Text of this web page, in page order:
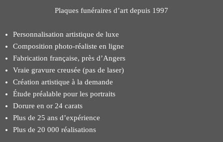
Plaques funéraires d’art depuis 1997
Personnalisation artistique de luxe
Composition photo-réaliste en ligne
Fabrication française, près d’Angers
Vraie gravure creusée (pas de laser)
Création artistique à la demande
Étude préalable pour les portraits
Dorure en or 24 carats
Plus de 25 ans d’expérience
Plus de 20 000 réalisations